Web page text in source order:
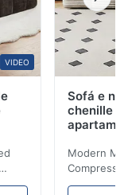
VIDEO
Sofá e
chenille
Modern
Room